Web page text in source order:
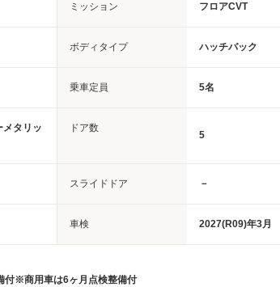
ミッション フロアCVT
ボディタイプ ハッチバック
乗車定員 5名
メタリッ
ドア数
5
スライドドア －
車検 2027(R09)年3月
付※商用車は6ヶ月点検整備付